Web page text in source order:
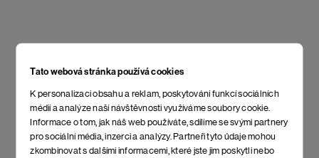
Tato webová stránka používá cookies
K personalizaci obsahu a reklam, poskytování funkcí sociálních
médií a analýze naší návštěvnosti využíváme soubory cookie.
Informace o tom, jak náš web používáte, sdílíme se svými partnery
pro sociální média, inzerci a analýzy. Partneři tyto údaje mohou
zkombinovat s dalšími informacemi, které jste jim poskytli nebo